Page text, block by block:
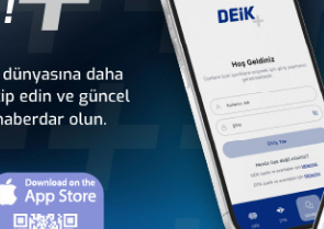
- Bangladeş
İş Konseyi
Türkiye - Çin
İş Konseyi